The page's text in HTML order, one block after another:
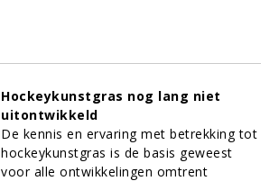
Hockeykunstgras nog lang niet
uitontwikkeld
De kennis en ervaring met betrekking tot
hockeykunstgras is de basis geweest
voor alle ontwikkelingen omtrent